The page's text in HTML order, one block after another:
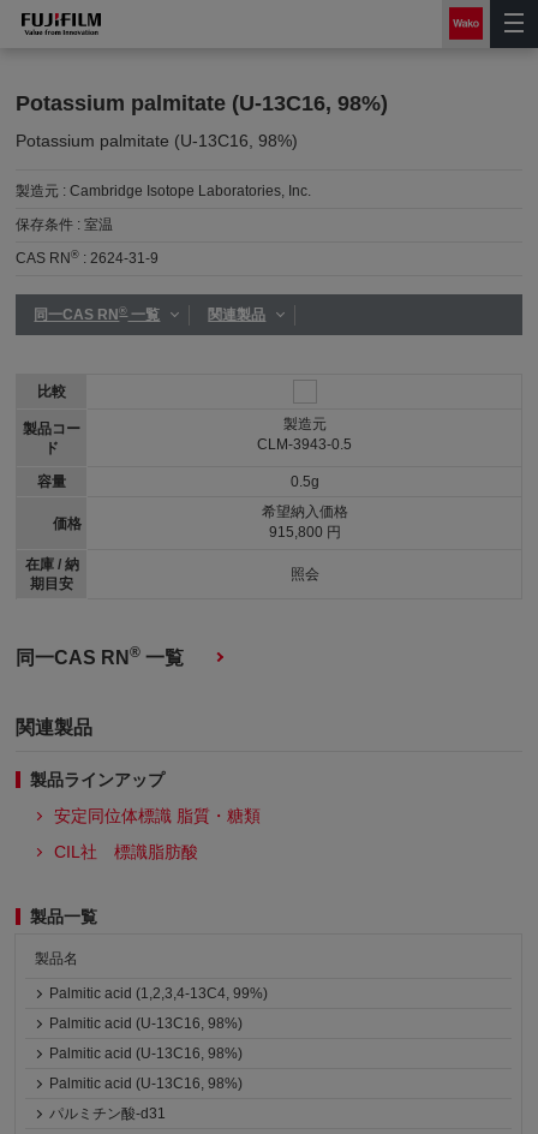
Potassium palmitate (U-13C16, 98%)
Potassium palmitate (U-13C16, 98%)
製造元 :Cambridge Isotope Laboratories, Inc.
保存条件 :室温
CAS RN® :2624-31-9
同一CAS RN®一覧 関連製品
比較
製品コー
ド
容量
価格
在庫 / 納
期目安
製造元
CLM-3943-0.5
0.5g
希望納入価格
915,800 円
照会
同一CAS RN® 一覧
関連製品
製品ラインアップ
安定同位体標識 脂質・糖類
CIL社 標識脂肪酸
製品一覧
製品名
Palmitic acid (1,2,3,4-13C4, 99%)
Palmitic acid (U-13C16, 98%)
Palmitic acid (U-13C16, 98%)
Palmitic acid (U-13C16, 98%)
パルミチン酸-d31